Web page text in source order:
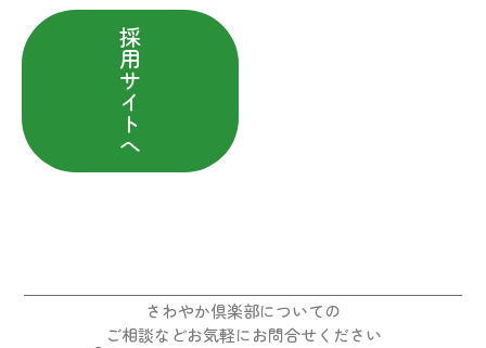
採
用
サ
イ
ト
へ
さわやか倶楽部についての
ご相談などお気軽にお問合せください